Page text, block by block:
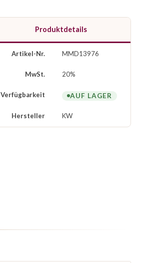
Produktdetails
Artikel-Nr. MMD13976
MwSt. 20%
Verfügbarkeit AUF LAGER
Hersteller KW